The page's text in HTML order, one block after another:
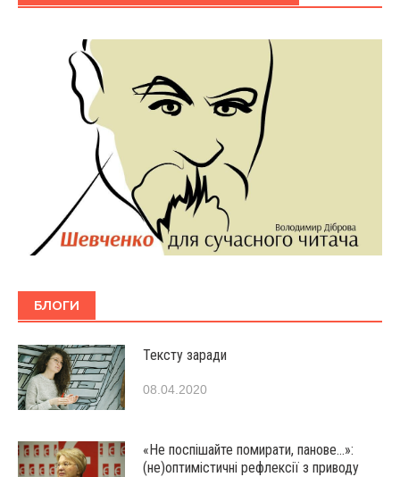
БЛОГИ
Тексту заради
08.04.2020
«Не поспішайте помирати, панове…»:
(не)оптимістичні рефлексії з приводу